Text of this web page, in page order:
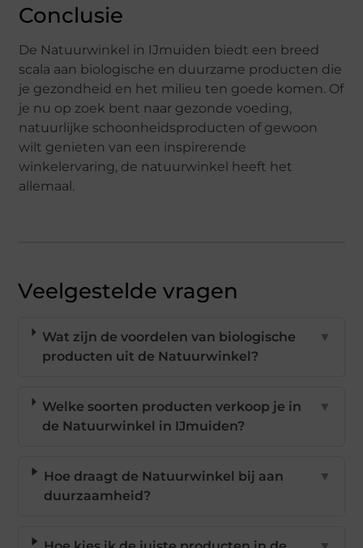
Conclusie
De Natuurwinkel in IJmuiden biedt een breed
scala aan biologische en duurzame producten die
je gezondheid en het milieu ten goede komen. Of
je nu op zoek bent naar gezonde voeding,
natuurlijke schoonheidsproducten of gewoon
wilt genieten van een inspirerende
winkelervaring, de natuurwinkel heeft het
allemaal.
Veelgestelde vragen
Wat zijn de voordelen van biologische
producten uit de Natuurwinkel?
▼
Welke soorten producten verkoop je in
de Natuurwinkel in IJmuiden?
▼
Hoe draagt de Natuurwinkel bij aan
duurzaamheid?
▼